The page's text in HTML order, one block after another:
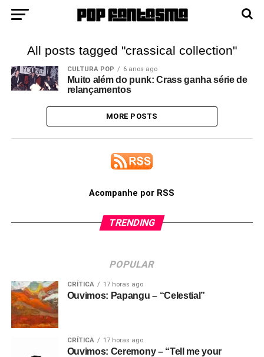
All posts tagged "crassical collection"
CULTURA POP 6 anos ago
Muito além do punk: Crass ganha série de
relançamentos
MORE POSTS
Acompanhe por RSS
TRENDING
POPULAR
CRÍTICA 17 horas ago
Ouvimos: Papangu – “Celestial”
CRÍTICA 17 horas ago
Ouvimos: Ceremony – “Tell me your